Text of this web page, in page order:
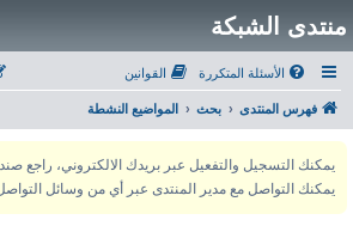
منتدى الشبكة
الأسئلة المتكررة القوانين
فهرس المنتدى بحث المواضيع النشطة
يمكنك التواصل مع مدير المنتدى عبر أي من وسائل